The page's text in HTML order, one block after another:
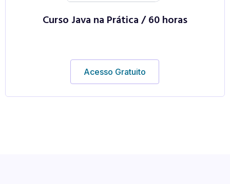
Curso Java na Prática / 60 horas
Acesso Gratuito